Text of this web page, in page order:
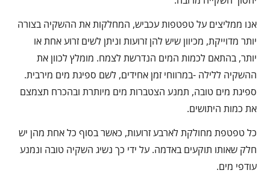
אנו ממליצים על טפטפות עכביש, המחלקות את ההשקיה בצורה
יותר מדוייקת, מכיוון שיש להן זרועות וניתן לשים זרוע אחת או
יותר, בהתאם לכמות המים הנדרשת לצמח. מומלץ לכוון את
ההשקיה ללילה -במרווחי זמן אחידים, לשם ספיגת מים מירבית.
ספיגת מים טובה, תמנע הצטברות מים מיותרת ובהכרח תצמצם
את כמות היתושים.
כל טפטפת מחולקת לארבע זרועות, כאשר בסוף כל אחת מהן יש
חלק שאותו תוקעים באדמה. על ידי כך נשיג השקיה טובה ונמנע
עודפי מים.